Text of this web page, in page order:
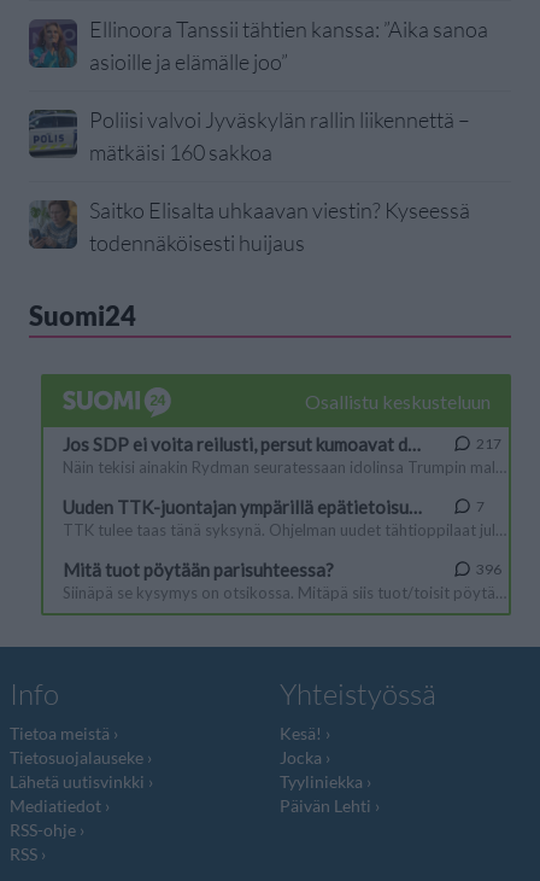
Ellinoora Tanssii tähtien kanssa: ”Aika sanoa
asioille ja elämälle joo”
Poliisi valvoi Jyväskylän rallin liikennettä –
mätkäisi 160 sakkoa
Saitko Elisalta uhkaavan viestin? Kyseessä
todennäköisesti huijaus
Suomi24
Info
Tietoa meistä
Tietosuojalauseke
Lähetä uutisvinkki
Mediatiedot
RSS-ohje
RSS
Yhteistyössä
Kesä!
Jocka
Tyyliniekka
Päivän Lehti